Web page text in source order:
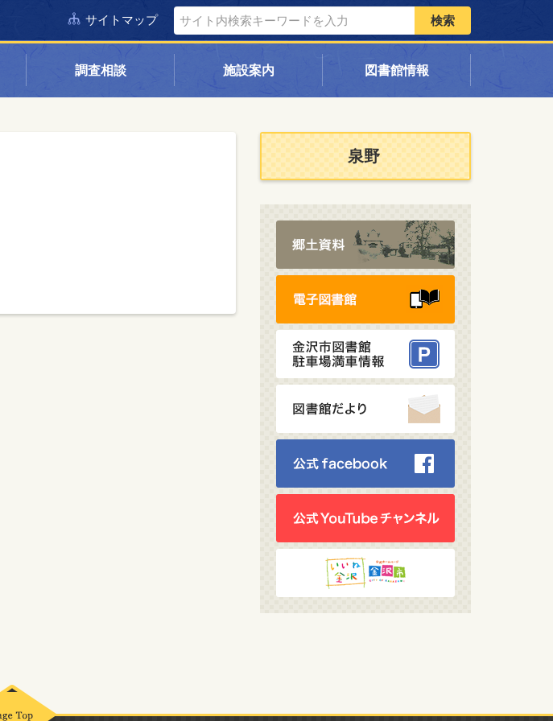
サイトマップ 検索
調査相談 施設案内 図書館情報
泉野